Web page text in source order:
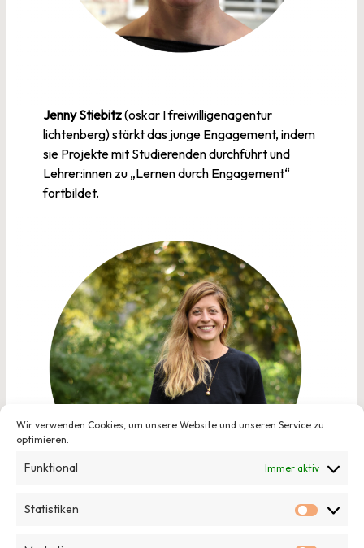
Wir verwenden Cookies, um unsere Website und unseren Service zu
optimieren.
Funktional Immer aktiv
Statistiken
Jenny Stiebitz(oskar I freiwilligenagentur
lichtenberg) stärkt das junge Engagement, indem
sie Projekte mit Studierenden durchführt und
Lehrer:innen zu „Lernen durch Engagement“
fortbildet.